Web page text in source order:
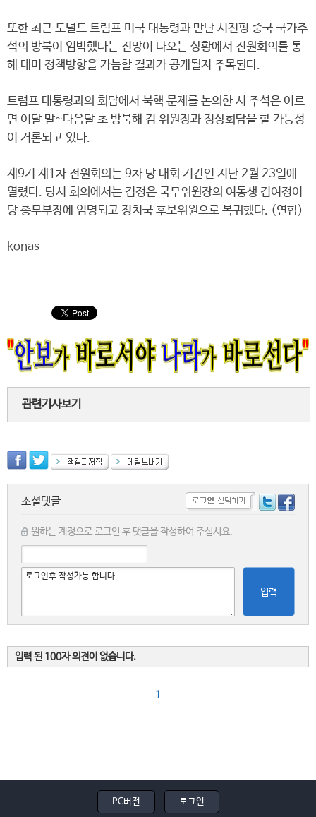
또한 최근 도널드 트럼프 미국 대통령과 만난 시진핑 중국 국가주
석의 방북이 임박했다는 전망이 나오는 상황에서 전원회의를 통
해 대미 정책방향을 가늠할 결과가 공개될지 주목된다.
트럼프 대통령과의 회담에서 북핵 문제를 논의한 시 주석은 이르
면 이달 말~다음달 초 방북해 김 위원장과 정상회담을 할 가능성
이 거론되고 있다.
제9기 제1차 전원회의는 9차 당 대회 기간인 지난 2월 23일에
열렸다. 당시 회의에서는 김정은 국무위원장의 여동생 김여정이
당 총무부장에 임명되고 정치국 후보위원으로 복귀했다. (연합)
konas
관련기사보기
소셜댓글
원하는 계정으로 로그인 후 댓글을 작성하여 주십시요.
입력
입력 된 100자 의견이 없습니다.
1
PC버전 로그인